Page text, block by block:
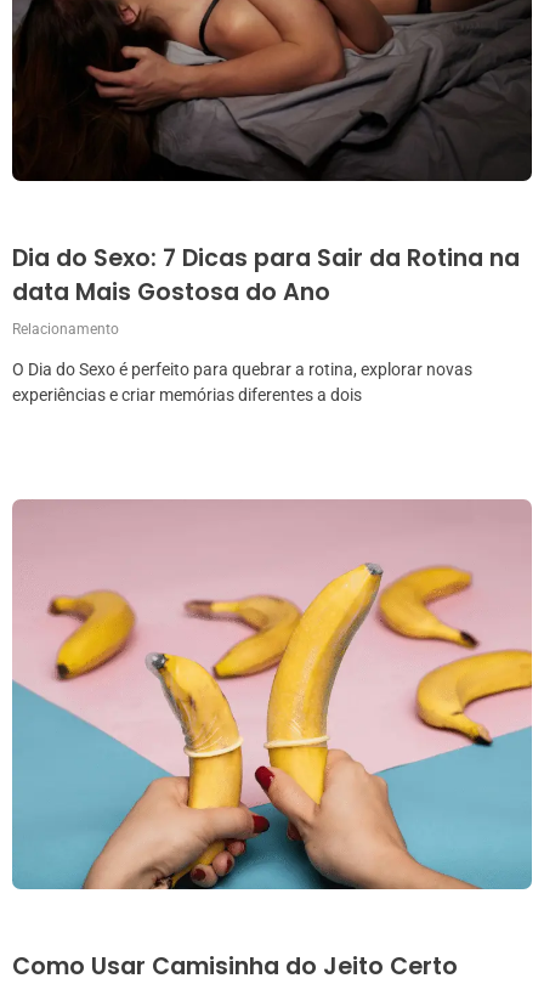
Dia do Sexo: 7 Dicas para Sair da Rotina na
data Mais Gostosa do Ano
Relacionamento
O Dia do Sexo é perfeito para quebrar a rotina, explorar novas
experiências e criar memórias diferentes a dois
Como Usar Camisinha do Jeito Certo